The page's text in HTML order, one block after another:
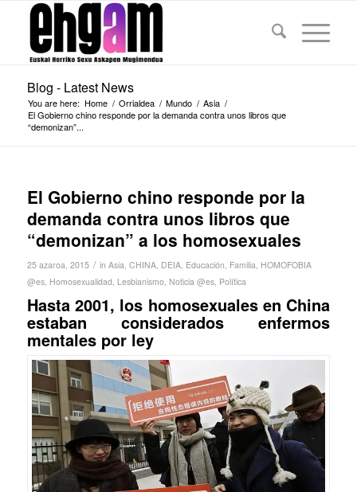
Blog - Latest News
You are here: Home / Orrialdea / Mundo / Asia /
El Gobierno chino responde por la demanda contra unos libros que
“demonizan”...
El Gobierno chino responde por la
demanda contra unos libros que
“demonizan” a los homosexuales
25 azaroa, 2015 / in Asia, CHINA, DEIA, Educación, Familia, HOMOFOBIA
@es, Homosexualidad, Lesbianismo, Noticia @es, Política
Hasta 2001, los homosexuales en China
estaban considerados enfermos
mentales por ley